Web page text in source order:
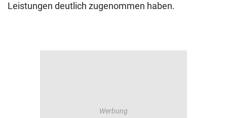
Leistungen deutlich zugenommen haben.